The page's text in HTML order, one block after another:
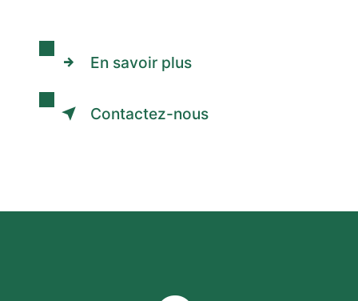
En savoir plus
Contactez-nous